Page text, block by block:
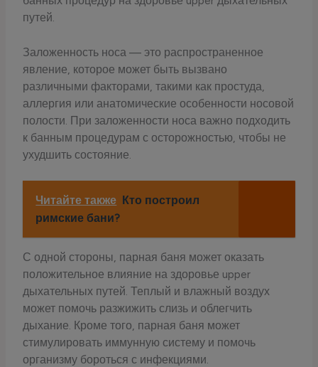
путей.
Заложенность носа — это распространенное
явление, которое может быть вызвано
различными факторами, такими как простуда,
аллергия или анатомические особенности носовой
полости. При заложенности носа важно подходить
к банным процедурам с осторожностью, чтобы не
ухудшить состояние.
Читайте также Кто построил
римские бани?
С одной стороны, парная баня может оказать
положительное влияние на здоровье upper
дыхательных путей. Теплый и влажный воздух
может помочь разжижить слизь и облегчить
дыхание. Кроме того, парная баня может
стимулировать иммунную систему и помочь
организму бороться с инфекциями.